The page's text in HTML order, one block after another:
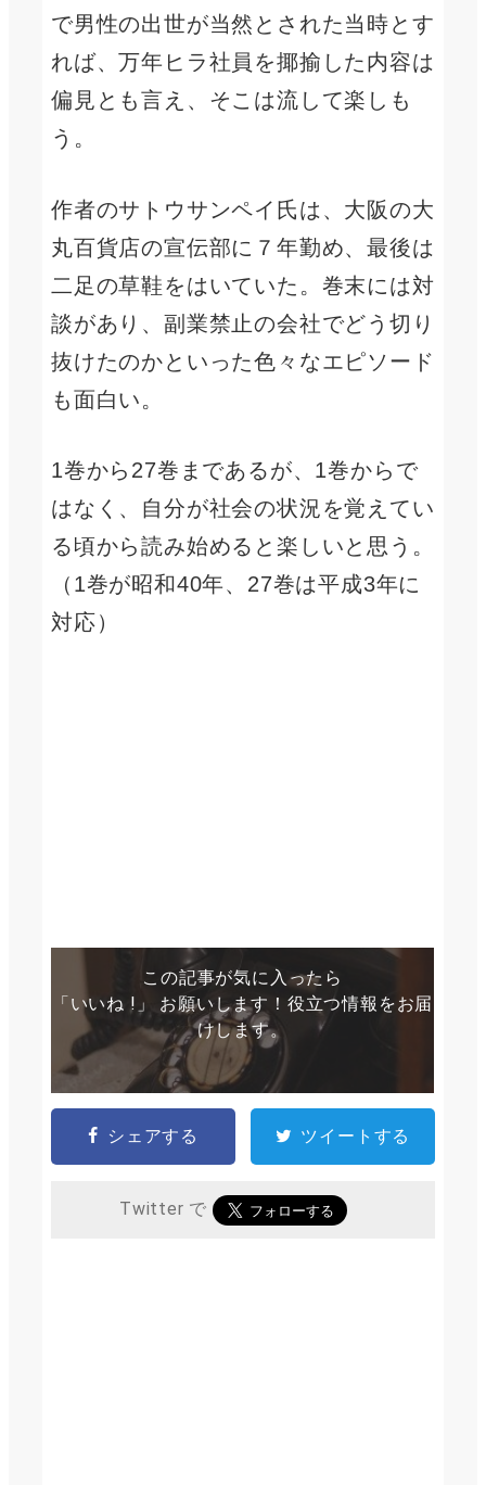
で男性の出世が当然とされた当時とす
れば、万年ヒラ社員を揶揄した内容は
偏見とも言え、そこは流して楽しも
う。
作者のサトウサンペイ氏は、大阪の大
丸百貨店の宣伝部に７年勤め、最後は
二足の草鞋をはいていた。巻末には対
談があり、副業禁止の会社でどう切り
抜けたのかといった色々なエピソード
も面白い。
1巻から27巻まであるが、1巻からで
はなく、自分が社会の状況を覚えてい
る頃から読み始めると楽しいと思う。
（1巻が昭和40年、27巻は平成3年に
対応）
この記事が気に入ったら
「いいね !」 お願いします！役立つ情報をお届
けします。
シェアする ツイートする
Twitter で